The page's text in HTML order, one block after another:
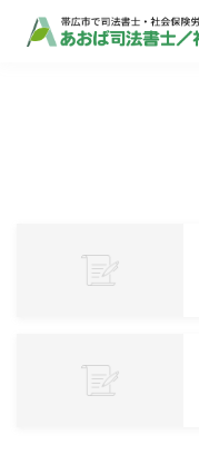
ご依頼の流れ